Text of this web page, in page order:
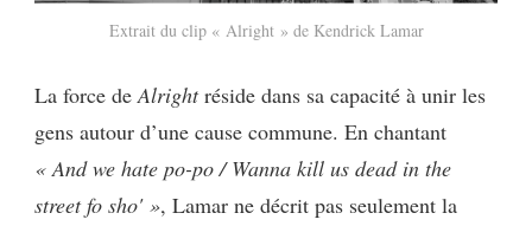
Extrait du clip « Alright » de Kendrick Lamar
La force deAlrightréside dans sa capacité à unir les
gens autour d’une cause commune. En chantant
« And we hate po-po / Wanna kill us dead in the
street fo sho' », Lamar ne décrit pas seulement la